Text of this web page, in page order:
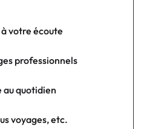
votre écoute
professionnels
quotidien
voyages, etc.